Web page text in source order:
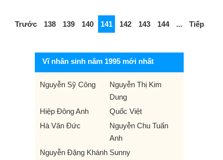
Trước 138 139 140 141 142 143 144 ... Tiếp
Vĩ nhân sinh năm 1995 mới nhất
Nguyễn Sỹ Công
Nguyễn Thị Kim
Dung
Hiệp Đông Anh
Quốc Việt
Hà Văn Đức
Nguyễn Chu Tuấn
Anh
Nguyễn Đặng Khánh Sunny